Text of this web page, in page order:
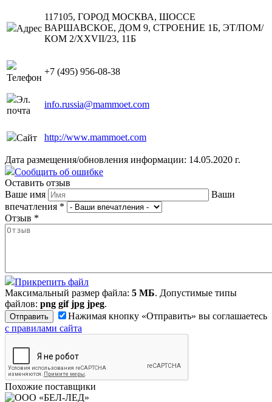
Адрес
117105, ГОРОД МОСКВА, ШОССЕ
ВАРШАВСКОЕ, ДОМ 9, СТРОЕНИЕ 1Б, ЭТ/ПОМ/
КОМ 2/XXVII/23, 11Б
Телефон
+7 (495) 956-08-38
Эл.
почта
info.russia@mammoet.com
Сайт http://www.mammoet.com
Дата размещения/обновления информации: 14.05.2020 г.
Сообщить об ошибке
Оставить отзыв
Ваше имя
Ваши
впечатления *
Отзыв *
Прикрепить файл
Максимальный размер файла: 5 МБ. Допустимые типы
файлов: png gif jpg jpeg.
Нажимая кнопку «Отправить» вы соглашаетесь
с правилами сайта
Похожие поставщики